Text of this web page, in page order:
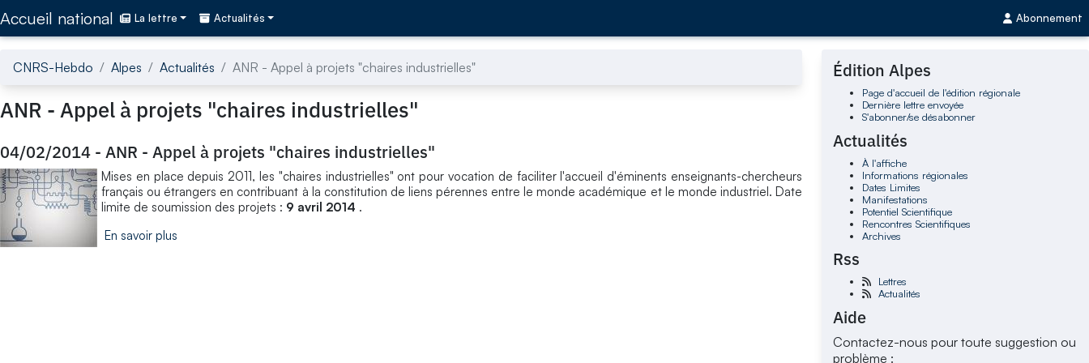
Accueil national La lettre Actualités Abonnement
CNRS-Hebdo Alpes Actualités ANR - Appel à projets "chaires industrielles"
ANR - Appel à projets "chaires industrielles"
04/02/2014 - ANR - Appel à projets "chaires industrielles"
Mises en place depuis 2011, les "chaires industrielles" ont pour vocation de faciliter l'accueil d'éminents enseignants-chercheurs
français ou étrangers en contribuant à la constitution de liens pérennes entre le monde académique et le monde industriel. Date
limite de soumission des projets : 9 avril 2014 .
En savoir plus
Édition Alpes
Page d'accueil de l'édition régionale
Dernière lettre envoyée
S'abonner/se désabonner
Actualités
À l'affiche
Informations régionales
Dates Limites
Manifestations
Potentiel Scientifique
Rencontres Scientifiques
Archives
Rss
Lettres
Actualités
Aide
Contactez-nous pour toute suggestion ou
problème :